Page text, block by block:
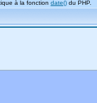
à la fonction date() du PHP.